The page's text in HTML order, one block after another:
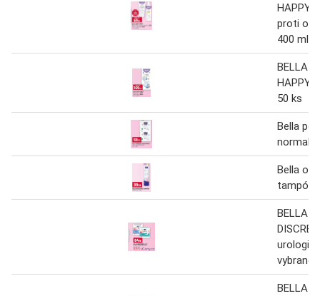
HAPPY
proti
400 ml
BELLA
HAPPY
50 ks
Bella
normal
Bella
tampóny
BELLA
vybrané
BELLA